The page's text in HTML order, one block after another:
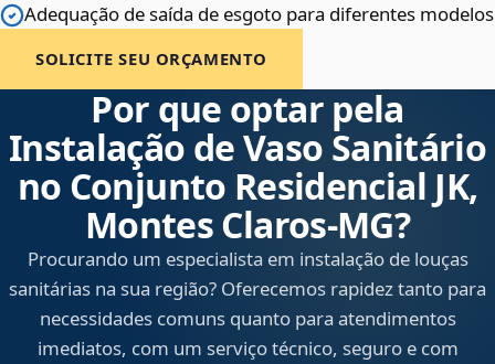
Adequação de saída de esgoto para diferentes modelos
SOLICITE SEU ORÇAMENTO
Por que optar pela
Instalação de Vaso Sanitário
no Conjunto Residencial JK,
Montes Claros‑MG?
Procurando um especialista em instalação de louças
sanitárias na sua região? Oferecemos rapidez tanto para
necessidades comuns quanto para atendimentos
imediatos, com um serviço técnico, seguro e com